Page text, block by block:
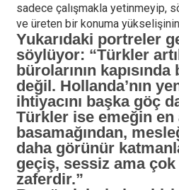
sadece çalışmakla yetinmeyip,
ve üreten bir konuma
Yukarıdaki portreler
söylüyor: “Türkler
bürolarının
değil. Hollanda’nın
ihtiyacını başka göç
Türkler ise emeğin en
basamağından,
daha görünür
geçiş, sessiz ama çok
zaferdir.”